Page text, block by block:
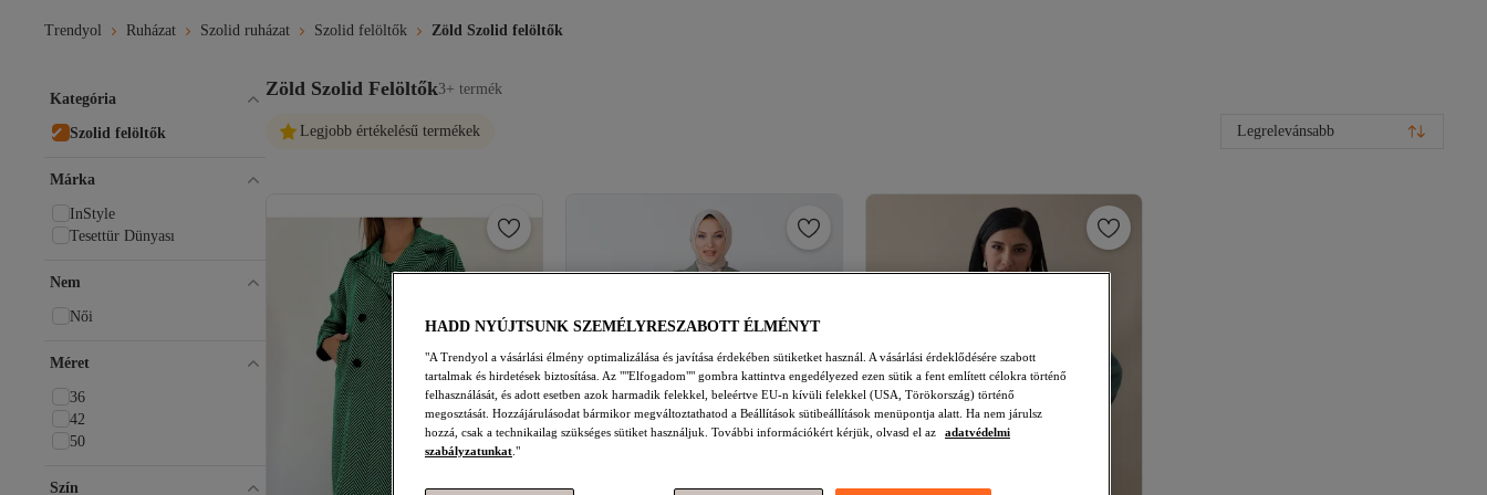
Trendyol Ruházat Szolid ruházat Szolid felöltők Zöld Szolid felöltők
Zöld Szolid Felöltők3+ termék
Legjobb értékelésű termékek Legrelevánsabb
Kategória
Szolid felöltők
Márka
InStyle
Tesettür Dünyası
Nem
Női
Méret
36
42
50
Szín
HADD NYÚJTSUNK SZEMÉLYRESZABOTT ÉLMÉNYT
"A Trendyol a vásárlási élmény optimalizálása és javítása érdekében sütiketket használ. A vásárlási érdeklődésére szabott
tartalmak és hirdetések biztosítása. Az ""Elfogadom"" gombra kattintva engedélyezed ezen sütik a fent említett célokra történő
felhasználását, és adott esetben azok harmadik felekkel, beleértve EU-n kívüli felekkel (USA, Törökország) történő
megosztását. Hozzájárulásodat bármikor megváltoztathatod a Beállítások sütibeállítások menüpontja alatt. Ha nem járulsz
hozzá, csak a technikailag szükséges sütiket használjuk. További információkért kérjük, olvasd el az
adatvédelmi
szabályzatunkat ."